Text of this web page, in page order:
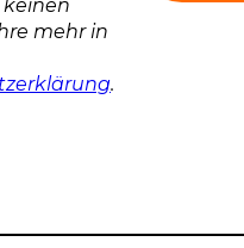
keinen
mehr in
.